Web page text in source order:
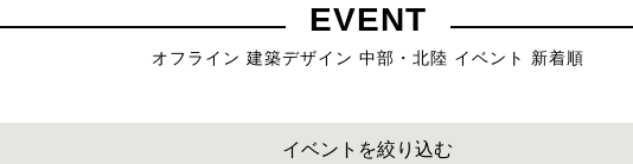
EVENT
オフライン 建築デザイン 中部・北陸 イベント 新着順
イベントを絞り込む